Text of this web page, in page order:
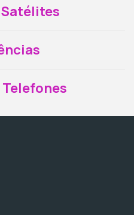
Satélites
Telefones